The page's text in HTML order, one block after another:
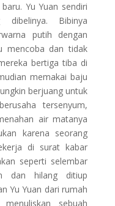
Yu Yuan sendiri
Bibinya
putih dengan
mencoba dan tidak
bertiga tiba di
memakai baju
berjuang untuk
tersenyum,
air matanya
karena seorang
di surat kabar
seperti selembar
dan hilang ditiup
Yu Yuan dari rumah
sebuah